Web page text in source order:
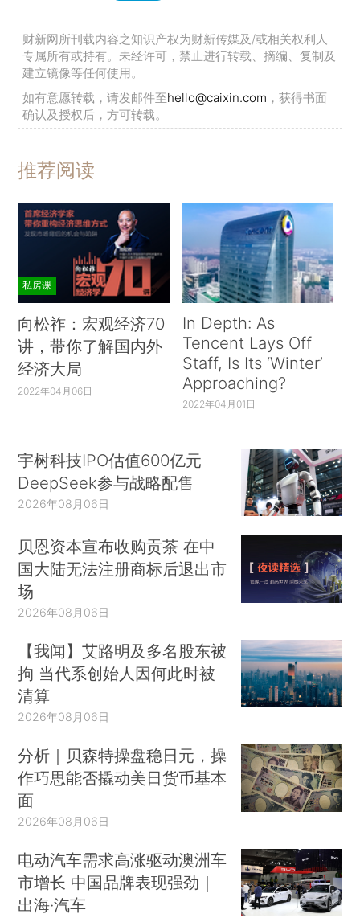
财新网所刊载内容之知识产权为财新传媒及/或相关权利人
专属所有或持有。未经许可，禁止进行转载、摘编、复制及
建立镜像等任何使用。
如有意愿转载，请发邮件至hello@caixin.com ，获得书面
确认及授权后，方可转载。
推荐阅读
私房课
向松祚：宏观经济70
讲，带你了解国内外
经济大局
2022年04月06日
In Depth: As
Tencent Lays Off
Staff, Is Its ‘Winter’
Approaching?
2022年04月01日
宇树科技IPO估值600亿元
DeepSeek参与战略配售
2026年08月06日
贝恩资本宣布收购贡茶 在中
国大陆无法注册商标后退出市
场
2026年08月06日
【我闻】艾路明及多名股东被
拘 当代系创始人因何此时被
清算
2026年08月06日
分析｜贝森特操盘稳日元，操
作巧思能否撬动美日货币基本
面
2026年08月06日
电动汽车需求高涨驱动澳洲车
市增长 中国品牌表现强劲｜
出海·汽车